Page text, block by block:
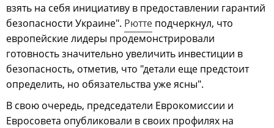
взять на себя инициативу в предоставлении гарантий
безопасности Украине". Рютте подчеркнул, что
европейские лидеры продемонстрировали
готовность значительно увеличить инвестиции в
безопасность, отметив, что "детали еще предстоит
определить, но обязательства уже ясны".
В свою очередь, председатели Еврокомиссии и
Евросовета опубликовали в своих профилях на